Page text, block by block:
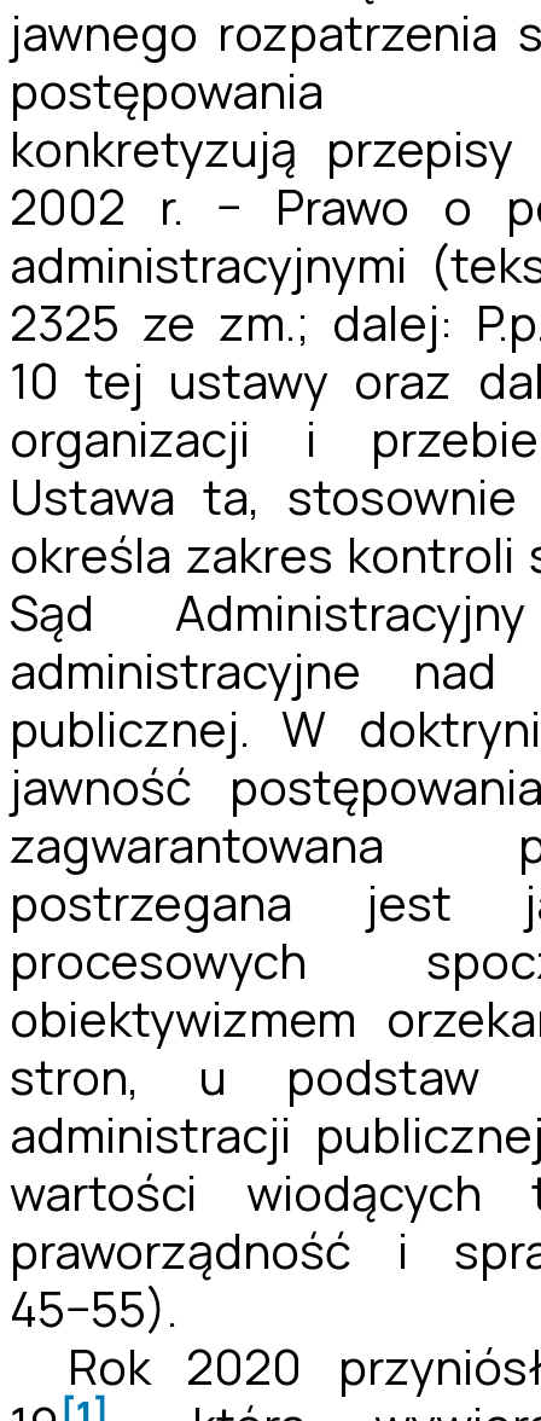
jawnego rozpatrzenia
postępowania
konkretyzują
2002 r. − Prawo o
administracyjnymi
2325 ze zm.; dalej:
10 tej ustawy oraz
organizacji i
Ustawa ta,
określa zakres kontroli
Sąd
administracyjne nad
publicznej. W
jawność
zagwarantowana
postrzegana
procesowych
obiektywizmem
stron, u podstaw
administracji
wartości
praworządność i
45−55).
Rok 2020